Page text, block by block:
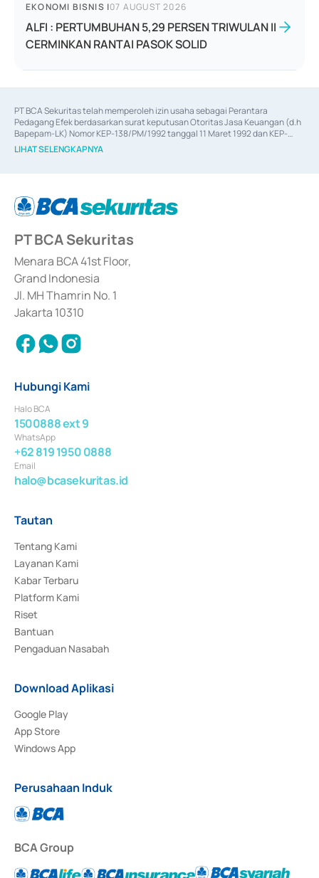
EKONOMI BISNIS |07 AUGUST 2026
ALFI : PERTUMBUHAN 5,29 PERSEN TRIWULAN II
CERMINKAN RANTAI PASOK SOLID
PT BCA Sekuritas telah memperoleh izin usaha sebagai Perantara
Pedagang Efek berdasarkan surat keputusan Otoritas Jasa Keuangan (d.h
Bapepam-LK) Nomor KEP-138/PM/1992 tanggal 11 Maret 1992 dan KEP-
06/D.04/2014 tanggal 28 Februari 2014, izin usaha sebagai Penjamin Emisi
Efek berdasarkan surat keputusan Otoritas Jasa Keuangan Nomor KEP-
berdasarkan surat keputusan Otoritas Jasa Keuangan Nomor S-
67/PM.21/2017 tanggal 3 Februari 2017, dan beberapa izin usaha lainnya
Sertifikat Deposito di Pasar Uang yang izinnya diterbitkan pada tahun 2017
dan izin usaha lainnya dari Bank Indonesia sebagai Lembaga Pendukung
Penerbitan, Transaksi, serta Penatausahaan dan Penyelesaian Transaksi
Surat Berharga Komersial yang izinnya diterbitkan pada tahun 2018.
LIHAT SELENGKAPNYA
PT BCA Sekuritas
Menara BCA 41st Floor,
Grand Indonesia
Jl. MH Thamrin No. 1
Jakarta 10310
Hubungi Kami
Halo BCA
1500888 ext 9
WhatsApp
+62 819 1950 0888
Email
halo@bcasekuritas.id
Tautan
Tentang Kami
Layanan Kami
Kabar Terbaru
Platform Kami
Riset
Bantuan
Pengaduan Nasabah
Download Aplikasi
Google Play
App Store
Windows App
Perusahaan Induk
BCA Group